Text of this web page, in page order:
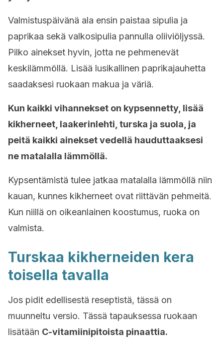
Valmistuspäivänä ala ensin paistaa sipulia ja
paprikaa sekä valkosipulia pannulla oliiviöljyssä.
Pilko ainekset hyvin, jotta ne pehmenevät
keskilämmöllä. Lisää lusikallinen paprikajauhetta
saadaksesi ruokaan makua ja väriä.
Kun kaikki vihannekset on kypsennetty, lisää
kikherneet, laakerinlehti, turska ja suola, ja
peitä kaikki ainekset vedellä hauduttaaksesi
ne matalalla lämmöllä.
Kypsentämistä tulee jatkaa matalalla lämmöllä niin
kauan, kunnes kikherneet ovat riittävän pehmeitä.
Kun niillä on oikeanlainen koostumus, ruoka on
valmista.
Turskaa kikherneiden kera
toisella tavalla
Jos pidit edellisestä reseptistä, tässä on
muunneltu versio. Tässä tapauksessa ruokaan
lisätään C-vitamiinipitoista pinaattia.